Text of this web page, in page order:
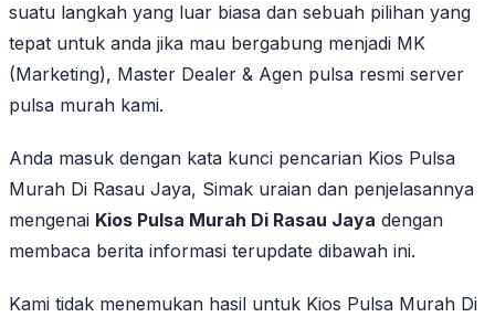
suatu langkah yang luar biasa dan sebuah pilihan yang
tepat untuk anda jika mau bergabung menjadi MK
(Marketing), Master Dealer & Agen pulsa resmi server
pulsa murah kami.
Anda masuk dengan kata kunci pencarian Kios Pulsa
Murah Di Rasau Jaya, Simak uraian dan penjelasannya
mengenai Kios Pulsa Murah Di Rasau Jaya dengan
membaca berita informasi terupdate dibawah ini.
Kami tidak menemukan hasil untuk Kios Pulsa Murah Di